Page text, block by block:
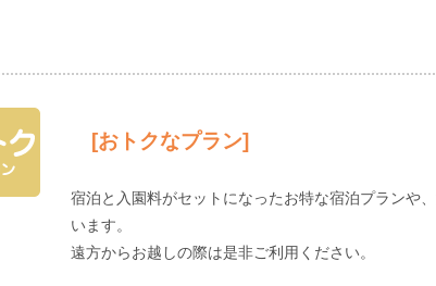
[おトクなプラン]
宿泊と入園料がセットになったお特な宿泊プランや
います。
遠方からお越しの際は是非ご利用ください。